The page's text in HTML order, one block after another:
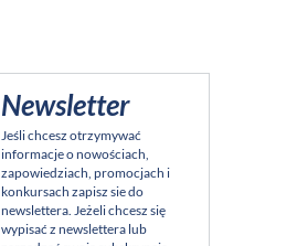
Newsletter
Jeśli chcesz otrzymywać
informacje o nowościach,
zapowiedziach, promocjach i
konkursach zapisz sie do
newslettera. Jeżeli chcesz się
wypisać z newslettera lub